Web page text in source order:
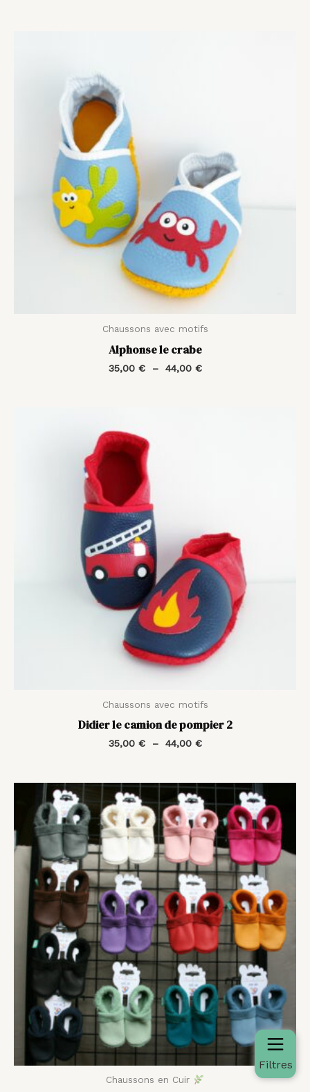
Chaussons avec motifs
Alphonse le crabe
35,00 € – 44,00 €
Chaussons avec motifs
Didier le camion de pompier 2
35,00 € – 44,00 €
Chaussons en Cuir
Plage
de
prix :
37,00 €
à
50,00 €
Filtres